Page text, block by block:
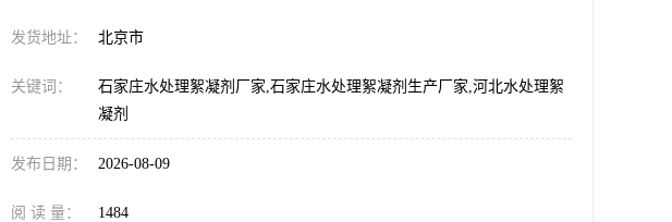
发货地址： 北京市
关键词：
石家庄水处理絮凝剂厂家,石家庄水处理絮凝剂生产厂家,河北水处理絮
凝剂
发布日期： 2026-08-09
阅 读 量： 1484